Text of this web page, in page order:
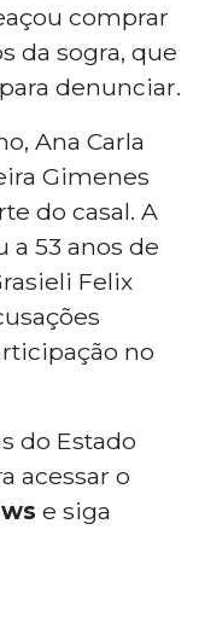
comprar
da sogra, que
denunciar.
Ana Carla
Gimenes
do casal. A
a 53 anos de
Felix
no
do Estado
acessar o
e siga